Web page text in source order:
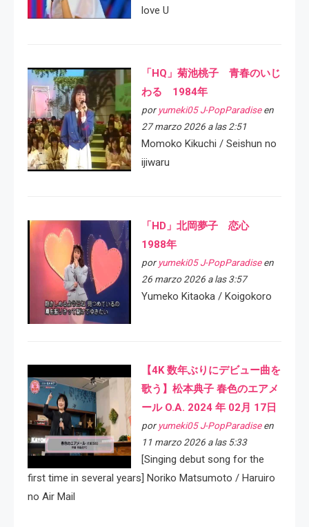
love U
「HQ」菊池桃子 青春のいじ
わる 1984年
por yumeki05 J-PopParadiseen
27 marzo 2026 a las 2:51
Momoko Kikuchi / Seishun no
ijiwaru
「HD」北岡夢子 恋心
1988年
por yumeki05 J-PopParadiseen
26 marzo 2026 a las 3:57
Yumeko Kitaoka / Koigokoro
【4K 数年ぶりにデビュー曲を
歌う】松本典子 春色のエアメ
ール O.A. 2024 年 02月 17日
por yumeki05 J-PopParadiseen
11 marzo 2026 a las 5:33
[Singing debut song for the
first time in several years] Noriko Matsumoto / Haruiro
no Air Mail